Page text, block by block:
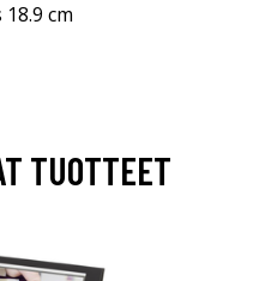
cm
TUOTTEET